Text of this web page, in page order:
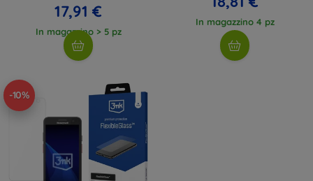
17,91 €
In magazzino > 5 pz
In magazzino 4 pz
-10%